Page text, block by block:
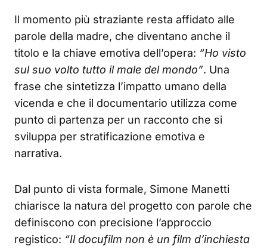
Il momento più straziante resta affidato alle
parole della madre, che diventano anche il
titolo e la chiave emotiva dell’opera: “Ho visto
sul suo volto tutto il male del mondo”. Una
frase che sintetizza l’impatto umano della
vicenda e che il documentario utilizza come
punto di partenza per un racconto che si
sviluppa per stratificazione emotiva e
narrativa.
Dal punto di vista formale, Simone Manetti
chiarisce la natura del progetto con parole che
definiscono con precisione l’approccio
registico: “Il docufilm non è un film d’inchiesta